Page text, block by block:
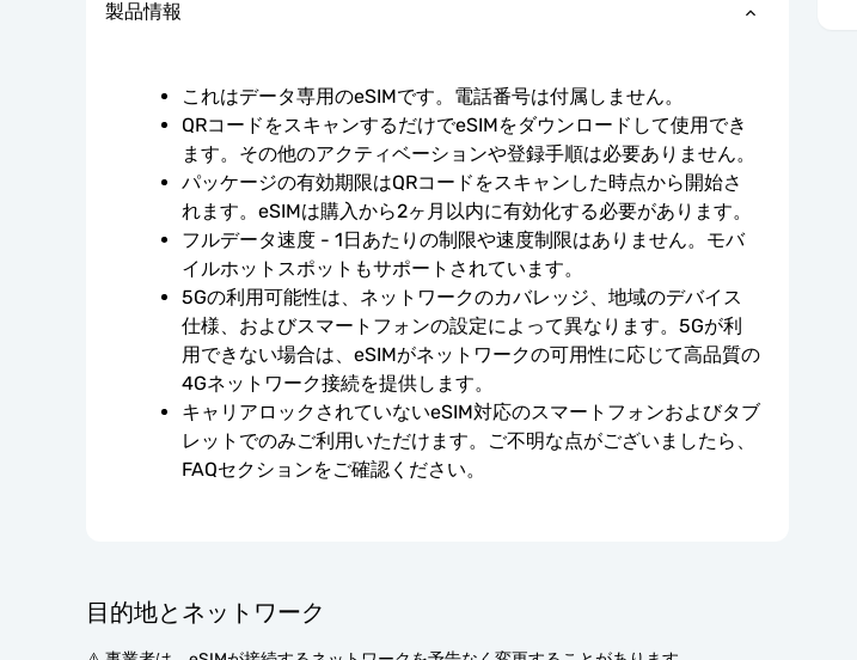
製品情報
これはデータ専用のeSIMです。電話番号は付属しません。
QRコードをスキャンするだけでeSIMをダウンロードして使用でき
ます。その他のアクティベーションや登録手順は必要ありません。
パッケージの有効期限はQRコードをスキャンした時点から開始さ
れます。eSIMは購入から2ヶ月以内に有効化する必要があります。
フルデータ速度 - 1日あたりの制限や速度制限はありません。モバ
イルホットスポットもサポートされています。
5Gの利用可能性は、ネットワークのカバレッジ、地域のデバイス
仕様、およびスマートフォンの設定によって異なります。5Gが利
用できない場合は、eSIMがネットワークの可用性に応じて高品質の
4Gネットワーク接続を提供します。
キャリアロックされていないeSIM対応のスマートフォンおよびタブ
レットでのみご利用いただけます。ご不明な点がございましたら、
FAQセクションをご確認ください。
目的地とネットワーク